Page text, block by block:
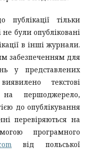
тільки
не були опубліковані
в інші журнали.
забезпеченням для
у представлених
текстові
першоджерело,
до опублікування
перевіряються на
програмного
від польської